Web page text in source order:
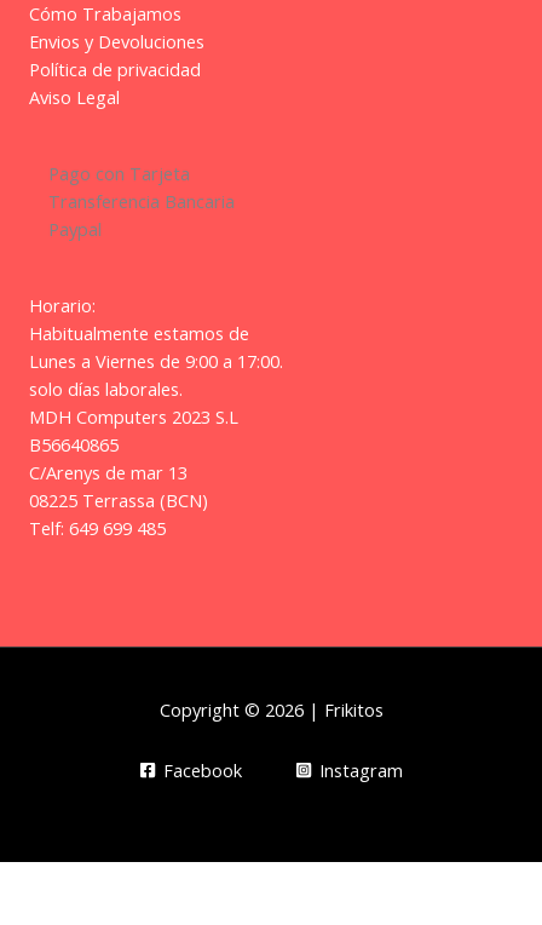
Cómo Trabajamos
Envios y Devoluciones
Política de privacidad
Aviso Legal
Pago con Tarjeta
Transferencia Bancaria
Paypal
Horario:
Habitualmente estamos de
Lunes a Viernes de 9:00 a 17:00.
solo días laborales.
MDH Computers 2023 S.L
B56640865
C/Arenys de mar 13
08225 Terrassa (BCN)
Telf: 649 699 485
Copyright © 2026 | Frikitos
Facebook Instagram